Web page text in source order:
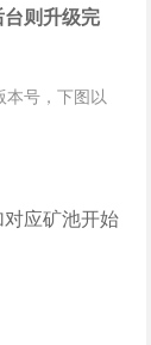
则升级完
本号，下图以
应矿池开始